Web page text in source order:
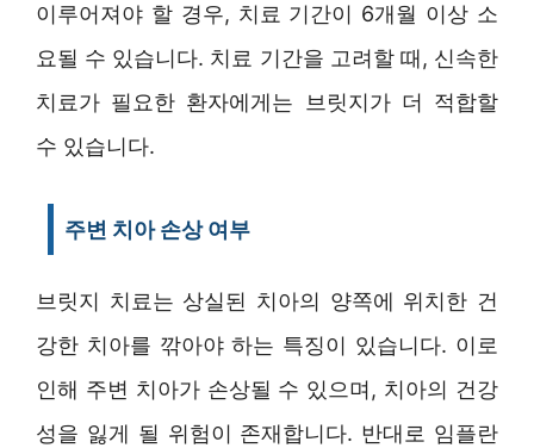
이루어져야 할 경우, 치료 기간이 6개월 이상 소
요될 수 있습니다. 치료 기간을 고려할 때, 신속한
치료가 필요한 환자에게는 브릿지가 더 적합할
수 있습니다.
주변 치아 손상 여부
브릿지 치료는 상실된 치아의 양쪽에 위치한 건
강한 치아를 깎아야 하는 특징이 있습니다. 이로
인해 주변 치아가 손상될 수 있으며, 치아의 건강
성을 잃게 될 위험이 존재합니다. 반대로 임플란